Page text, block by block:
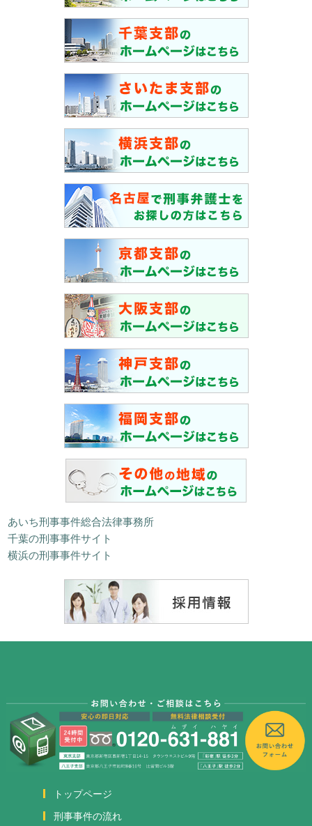
あいち刑事事件総合法律事務所
千葉の刑事事件サイト
横浜の刑事事件サイト
トップページ
刑事事件の流れ